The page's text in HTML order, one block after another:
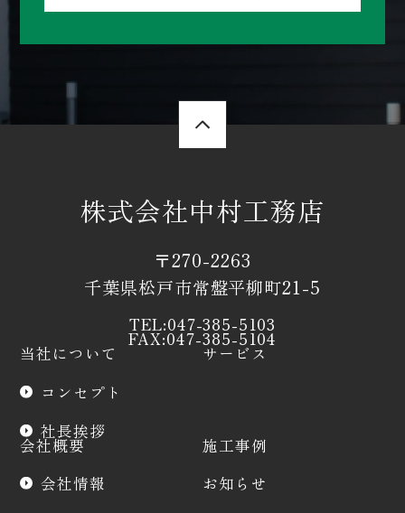
株式会社中村工務店
〒270-2263
千葉県松戸市常盤平柳町21-5
TEL:047-385-5103
FAX:047-385-5104
当社について
コンセプト
社長挨拶
サービス
会社概要
会社情報
施工事例
お知らせ